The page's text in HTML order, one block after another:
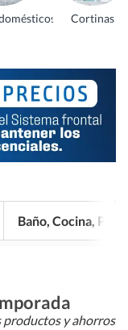
Cortinas
Baño, Cocina, Pisos
productos y ahorros